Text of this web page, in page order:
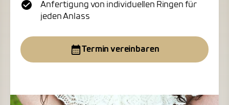
Anfertigung von individuellen Ringen für
jeden Anlass
Termin vereinbaren